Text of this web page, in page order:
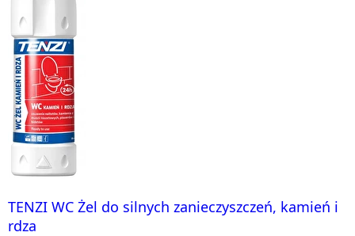
TENZI WC Żel do silnych zanieczyszczeń, kamień i
rdza